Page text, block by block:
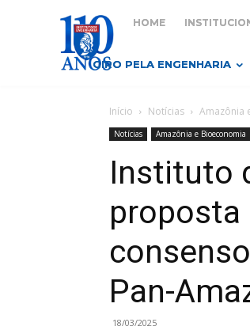
HOME
GIRO PELA ENGENHARIA
Início Notícias Amazônia
Notícias Amazônia e Bioeconomia
Instituto
proposta
Pan-
18/03/2025